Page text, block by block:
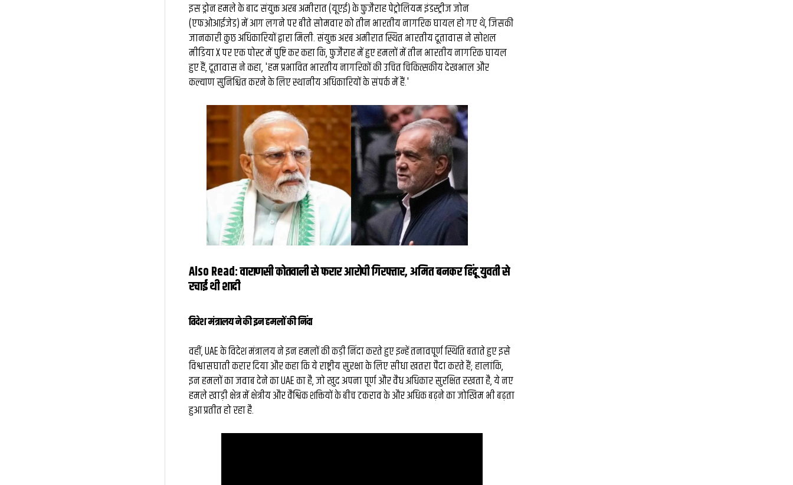
इस ड्रोन हमले के बाद संयुक्त अरब अमीरात (यूएई) के फुजैराह पेट्रोलियम इंडस्ट्रीज जोन
(एफओआईजेड) में आग लगने पर बीते सोमवार को तीन भारतीय नागरिक घायल हो गए थे, जिसकी
जानकारी कुछ अधिकारियों द्वारा मिली. संयुक्त अरब अमीरात स्थित भारतीय दूतावास ने सोशल
मीडिया X पर एक पोस्ट में पुष्टि कर कहा कि, फुजैराह में हुए हमलों में तीन भारतीय नागरिक घायल
हुए हैं, दूतावास ने कहा, 'हम प्रभावित भारतीय नागरिकों की उचित चिकित्सकीय देखभाल और
कल्याण सुनिश्चित करने के लिए स्थानीय अधिकारियों के संपर्क में हैं.'
Also Read:वाराणसी कोतवाली से फरार आरोपी गिरफ्तार, अमित बनकर हिंदू युवती से
रचाई थी शादी
विदेश मंत्रालय ने की इन हमलों की निंदा
वहीं, UAE के विदेश मंत्रालय ने इन हमलों की कड़ी निंदा करते हुए इन्हें तनावपूर्ण स्थिति बताते हुए इसे
विश्वासघाती करार दिया और कहा कि ये राष्ट्रीय सुरक्षा के लिए सीधा खतरा पैदा करते हैं; हालांकि,
इन हमलों का जवाब देने का UAE का है, जो खुद अपना पूर्ण और वैध अधिकार सुरक्षित रखता है, ये नए
हमले खाड़ी क्षेत्र में क्षेत्रीय और वैश्विक शक्तियों के बीच टकराव के और अधिक बढ़ने का जोखिम भी बढ़ता
हुआ प्रतीत हो रहा है.